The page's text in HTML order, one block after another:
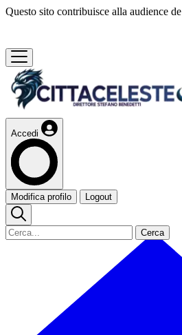
Questo sito contribuisce alla audience de
Accedi
Modifica profilo Logout
Cerca